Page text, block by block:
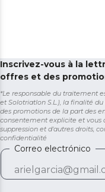
Inscrivez-vous à la
offres et des
*Le responsable du traitement
et Solotriatlon S.L.), la finalité
des promotions de la part des
consentement explicite et vous
suppression et d'autres droits,
confidentialité
Correo electrónico